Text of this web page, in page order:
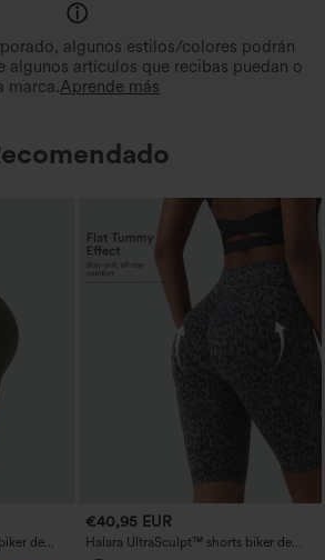
algunos estilos/colores podrán
algunos artículos que recibas puedan o
marca.Aprende más
de
€40,95 EUR
Halara UltraSculpt™ shorts biker de